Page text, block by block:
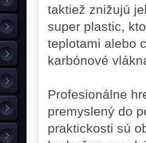
taktiež znižujú
super plastic,
teplotami alebo
karbónové
Profesionálne
premyslený do
praktickosti sú